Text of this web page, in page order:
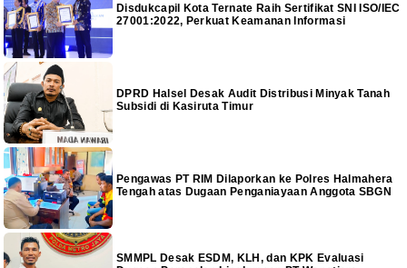
Disdukcapil Kota Ternate Raih Sertifikat SNI ISO/IEC
27001:2022, Perkuat Keamanan Informasi
DPRD Halsel Desak Audit Distribusi Minyak Tanah
Subsidi di Kasiruta Timur
Pengawas PT RIM Dilaporkan ke Polres Halmahera
Tengah atas Dugaan Penganiayaan Anggota SBGN
SMMPL Desak ESDM, KLH, dan KPK Evaluasi